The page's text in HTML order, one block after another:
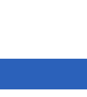
ツ
ス